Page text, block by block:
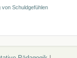
von Schuldgefühlen